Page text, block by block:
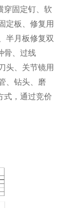
穿固定钉、软
定板、修复用
半月板修复双
骨、过线
头、关节镜用
、钻头、磨
式，通过竞价